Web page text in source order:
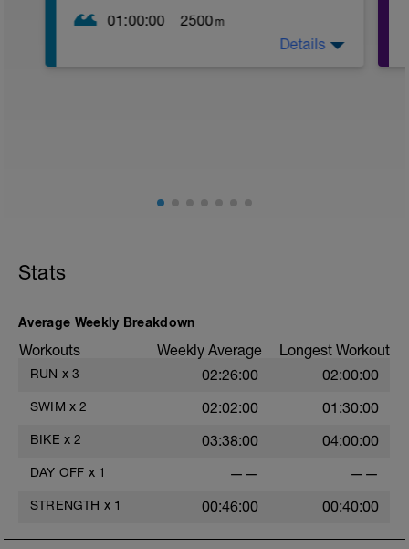
01:00:00 2500 m
Uitzwemmen:
Details
Stats
Average Weekly Breakdown
Workouts Weekly Average Longest Workout
RUN x 3 02:26:00 02:00:00
SWIM x 2 02:02:00 01:30:00
BIKE x 2 03:38:00 04:00:00
DAY OFF x 1 —— ——
STRENGTH x 1 00:46:00 00:40:00